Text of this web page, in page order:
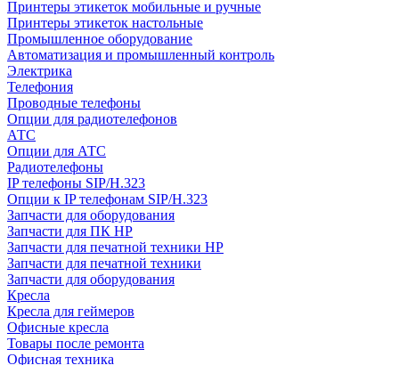
Принтеры этикеток мобильные и ручные
Принтеры этикеток настольные
Промышленное оборудование
Автоматизация и промышленный контроль
Электрика
Телефония
Проводные телефоны
Опции для радиотелефонов
АТС
Опции для АТС
Радиотелефоны
IP телефоны SIP/H.323
Опции к IP телефонам SIP/H.323
Запчасти для оборудования
Запчасти для ПК HP
Запчасти для печатной техники HP
Запчасти для печатной техники
Запчасти для оборудования
Кресла
Кресла для геймеров
Офисные кресла
Товары после ремонта
Офисная техника